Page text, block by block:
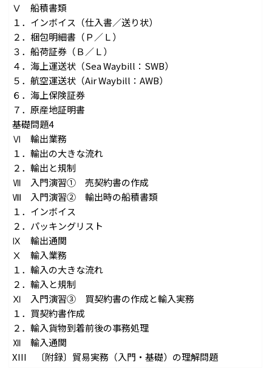
Ⅴ 船積書類
１．インボイス（仕入書／送り状）
２．梱包明細書（Ｐ／Ｌ）
３．船荷証券（Ｂ／Ｌ）
４．海上運送状（Sea Waybill：SWB）
５．航空運送状（Air Waybill：AWB）
６．海上保険証券
７．原産地証明書
基礎問題4
Ⅵ 輸出業務
１．輸出の大きな流れ
２．輸出と規制
Ⅶ 入門演習① 売契約書の作成
Ⅷ 入門演習② 輸出時の船積書類
１．インボイス
２．パッキングリスト
Ⅸ 輸出通関
Ⅹ 輸入業務
１．輸入の大きな流れ
２．輸入と規制
Ⅺ 入門演習③ 買契約書の作成と輸入実務
１．買契約書作成
２．輸入貨物到着前後の事務処理
Ⅻ 輸入通関
XIII 〔附録〕貿易実務（入門・基礎）の理解問題